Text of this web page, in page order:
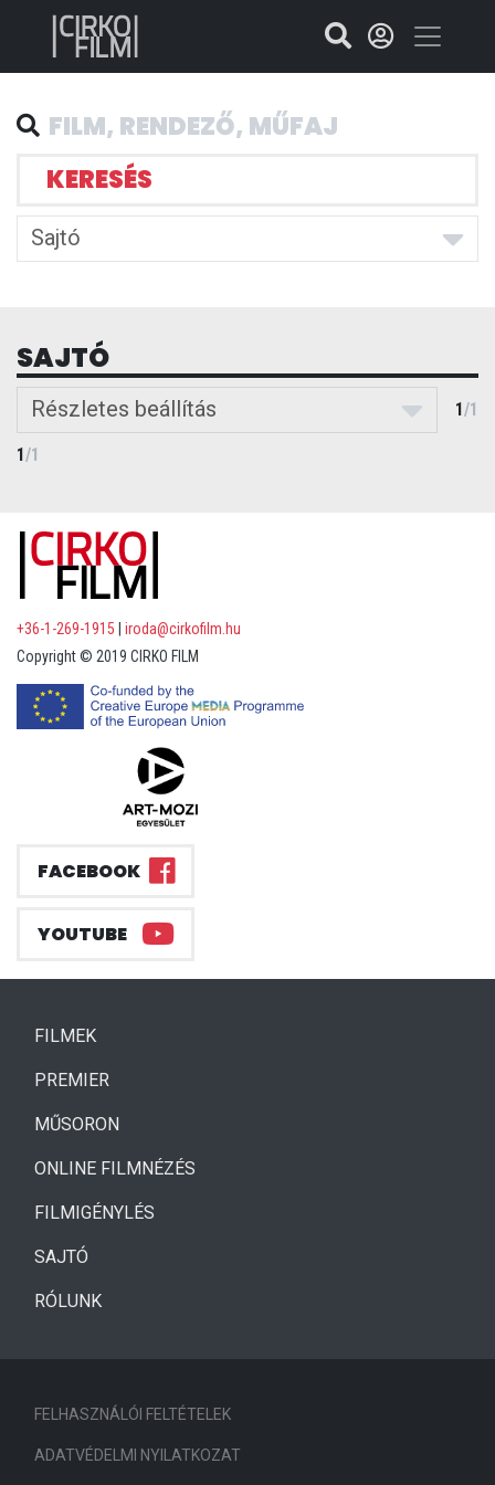
KERESÉS
Sajtó
SAJTÓ
Részletes beállítás 1/1
1/1
+36-1-269-1915
iroda@cirkofilm.hu
Copyright © 2019 CIRKO FILM
FACEBOOK
YOUTUBE
FILMEK(CURRENT)
PREMIER
MŰSORON
ONLINE FILMNÉZÉS
FILMIGÉNYLÉS
SAJTÓ
RÓLUNK
FELHASZNÁLÓI FELTÉTELEK
ADATVÉDELMI NYILATKOZAT